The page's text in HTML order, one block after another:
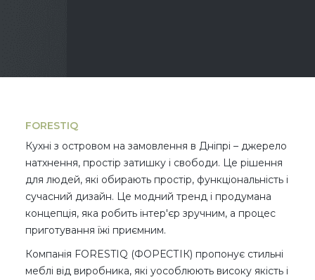
FORESTIQ
Кухні з островом на замовлення в Дніпрі – джерело
натхнення, простір затишку і свободи. Це рішення
для людей, які обирають простір, функціональність і
сучасний дизайн. Це модний тренд і продумана
концепція, яка робить інтер'єр зручним, а процес
приготування їжі приємним.
Компанія FORESTIQ (ФОРЕСТІК) пропонує стильні
меблі від виробника, які уособлюють високу якість і